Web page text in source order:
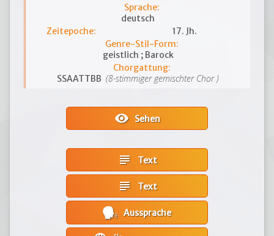
Sprache:
deutsch
Zeitepoche:
17. Jh.
Genre-Stil-Form:
geistlich ; Barock
Chorgattung:
SSAATTBB (8-stimmiger gemischter Chor )
visibilitySehen
subject Text
subject Text
Aussprache